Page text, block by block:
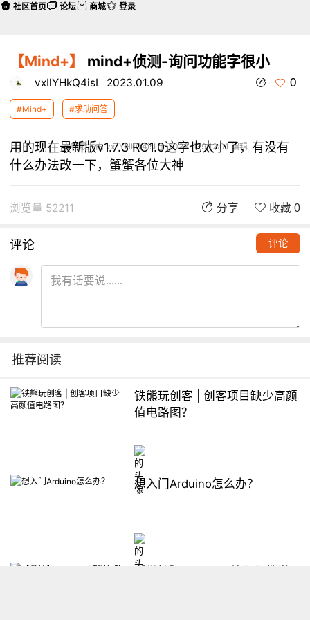
【Mind+】 mind+侦测-询问功能字很小
vxIlYHkQ4isI 2023.01.09 0
#Mind+ #求助问答
本帖最后由 vxIlYHkQ4isI 于 2023-1-9 12:01 编辑
用的现在最新版v1.7.3 RC1.0这字也太小了，有没有
什么办法改一下，蟹蟹各位大神
浏览量 52211 分享 收藏 0
评论 评论
推荐阅读
铁熊玩创客 | 创客项目缺少高颜
值电路图？
想入门Arduino怎么办？
社区首页 论坛 商城 登录